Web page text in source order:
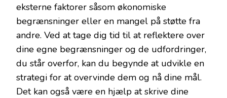
eksterne faktorer såsom økonomiske
begrænsninger eller en mangel på støtte fra
andre. Ved at tage dig tid til at reflektere over
dine egne begrænsninger og de udfordringer,
du står overfor, kan du begynde at udvikle en
strategi for at overvinde dem og nå dine mål.
Det kan også være en hjælp at skrive dine